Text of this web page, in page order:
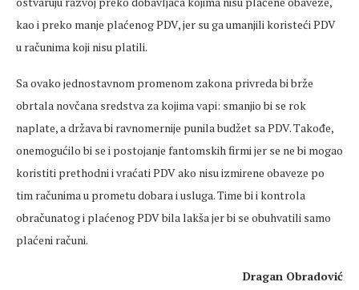
kao i preko manje plaćenog PDV, jer su ga umanjili koristeći PDV
u računima koji nisu platili.
Sa ovako jednostavnom promenom zakona privreda bi brže
obrtala novčana sredstva za kojima vapi: smanjio bi se rok
naplate, a država bi ravnomernije punila budžet sa PDV. Takođe,
onemogućilo bi se i postojanje fantomskih firmi jer se ne bi mogao
koristiti prethodni i vraćati PDV ako nisu izmirene obaveze po
tim računima u prometu dobara i usluga. Time bi i kontrola
obračunatog i plaćenog PDV bila lakša jer bi se obuhvatili samo
plaćeni računi.
Dragan Obradović